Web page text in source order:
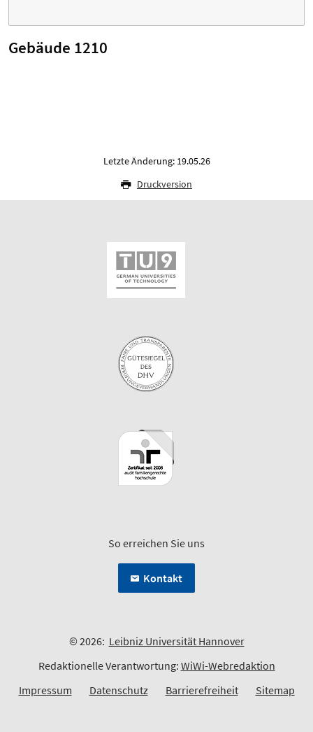
Gebäude 1210
Letzte Änderung: 19.05.26
Druckversion
So erreichen Sie uns
Kontakt
© 2026: Leibniz Universität Hannover
Redaktionelle Verantwortung: WiWi-Webredaktion
Impressum
Datenschutz Barrierefreiheit Sitemap